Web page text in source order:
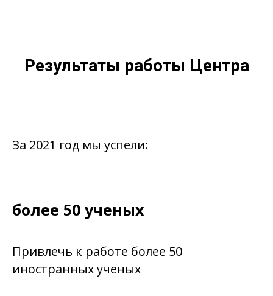
Результаты работы Центра
За 2021 год мы успели:
более 50 ученых
Привлечь к работе более 50
иностранных ученых